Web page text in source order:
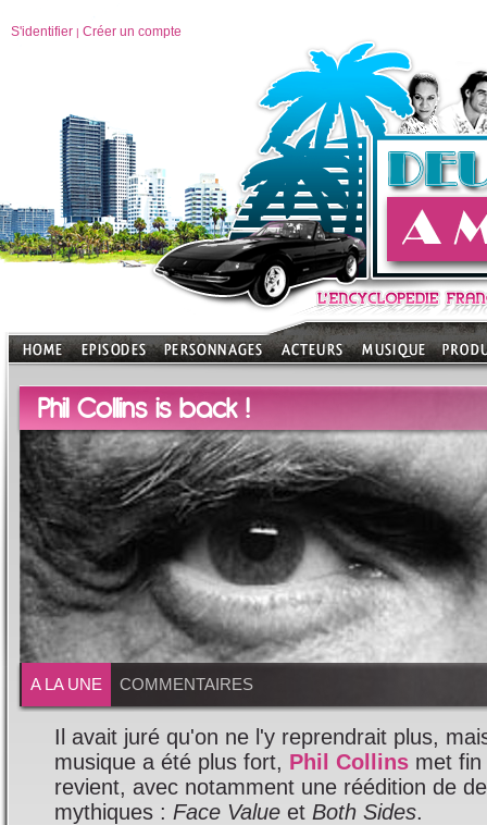
S'identifier | Créer un compte
Phil Collins is back !
A LA UNE COMMENTAIRES
Il avait juré qu'on ne l'y reprendrait plus,
musique a été plus fort, Phil Collins met
revient, avec notamment une réédition de
mythiques : Face Value et Both Sides.